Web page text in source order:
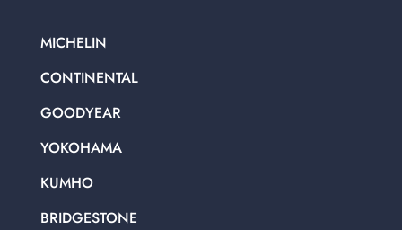
MICHELIN
CONTINENTAL
GOODYEAR
YOKOHAMA
KUMHO
BRIDGESTONE